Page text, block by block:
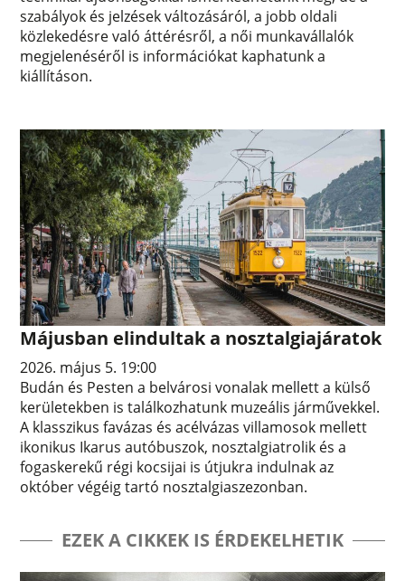
szabályok és jelzések változásáról, a jobb oldali
közlekedésre való áttérésről, a női munkavállalók
megjelenéséről is információkat kaphatunk a
kiállításon.
Májusban elindultak a nosztalgiajáratok
2026. május 5. 19:00
Budán és Pesten a belvárosi vonalak mellett a külső
kerületekben is találkozhatunk muzeális járművekkel.
A klasszikus favázas és acélvázas villamosok mellett
ikonikus Ikarus autóbuszok, nosztalgiatrolik és a
fogaskerekű régi kocsijai is útjukra indulnak az
október végéig tartó nosztalgiaszezonban.
EZEK A CIKKEK IS ÉRDEKELHETIK